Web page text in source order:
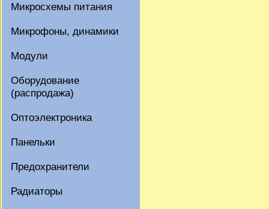
Микросхемы питания
Микрофоны, динамики
Модули
Оборудование
(распродажа)
Оптоэлектроника
Панельки
Предохранители
Радиаторы